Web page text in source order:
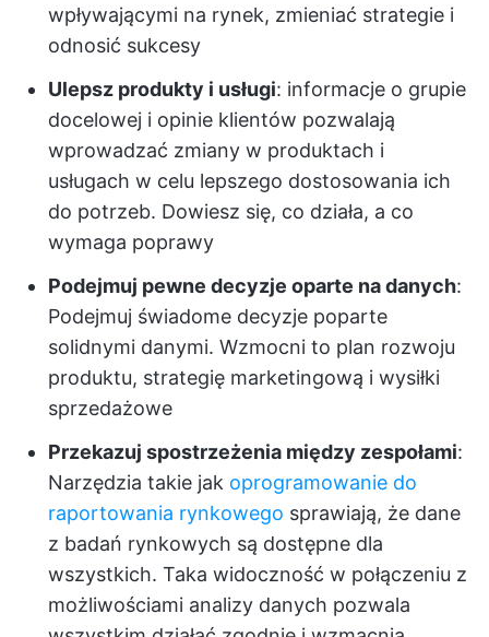
wpływającymi na rynek, zmieniać strategie i
odnosić sukcesy
Ulepsz produkty i usługi: informacje o grupie
docelowej i opinie klientów pozwalają
wprowadzać zmiany w produktach i
usługach w celu lepszego dostosowania ich
do potrzeb. Dowiesz się, co działa, a co
wymaga poprawy
Podejmuj pewne decyzje oparte na danych:
Podejmuj świadome decyzje poparte
solidnymi danymi. Wzmocni to plan rozwoju
produktu, strategię marketingową i wysiłki
sprzedażowe
Przekazuj spostrzeżenia między zespołami:
Narzędzia takie jak oprogramowanie do
raportowania rynkowego sprawiają, że dane
z badań rynkowych są dostępne dla
wszystkich. Taka widoczność w połączeniu z
możliwościami analizy danych pozwala